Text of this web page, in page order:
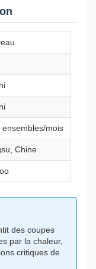
ensembles/mois
Chine
des coupes
par la chaleur,
critiques de